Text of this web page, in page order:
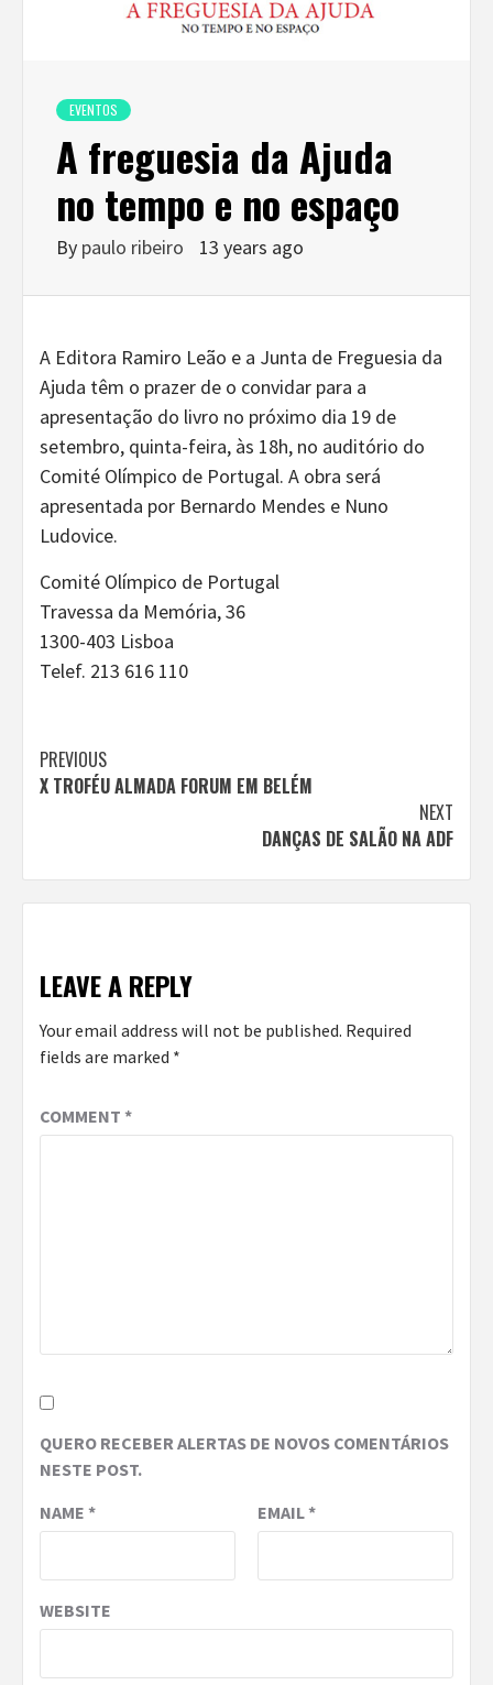
EVENTOS
A freguesia da Ajuda
no tempo e no espaço
By paulo ribeiro 13 years ago
A Editora Ramiro Leão e a Junta de Freguesia da
Ajuda têm o prazer de o convidar para a
apresentação do livro no próximo dia 19 de
setembro, quinta-feira, às 18h, no auditório do
Comité Olímpico de Portugal. A obra será
apresentada por Bernardo Mendes e Nuno
Ludovice.
Comité Olímpico de Portugal
Travessa da Memória, 36
1300-403 Lisboa
Telef. 213 616 110
Continue
Reading
PREVIOUS
X TROFÉU ALMADA FORUM EM BELÉM
NEXT
DANÇAS DE SALÃO NA ADF
LEAVE A REPLY
Your email address will not be published. Required
fields are marked *
COMMENT *
QUERO RECEBER ALERTAS DE NOVOS COMENTÁRIOS
NESTE POST.
NAME * EMAIL*
WEBSITE